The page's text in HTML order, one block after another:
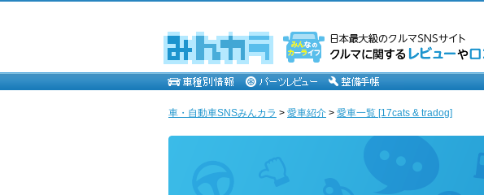
車・自動車SNSみんカラ > 愛車紹介 > 愛車一覧 [17cats & tradog]